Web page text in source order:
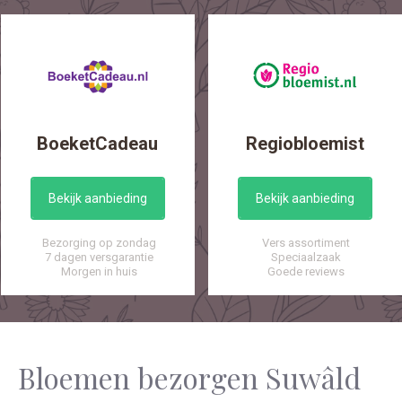
BoeketCadeau
Bekijk aanbieding
Bezorging op zondag
7 dagen versgarantie
Morgen in huis
Regiobloemist
Bekijk aanbieding
Vers assortiment
Speciaalzaak
Goede reviews
Bloemen bezorgen Suwâld